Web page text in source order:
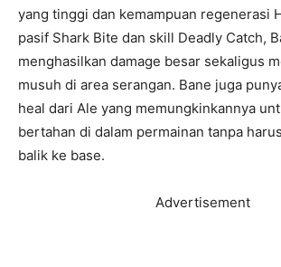
yang tinggi dan kemampuan regenerasi
pasif Shark Bite dan skill Deadly Catch,
menghasilkan damage besar sekaligus
musuh di area serangan. Bane juga
heal dari Ale yang memungkinkannya
bertahan di dalam permainan tanpa
balik ke base.
Advertisement